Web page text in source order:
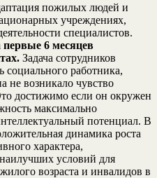
пожилых людей и
учреждениях,
специалистов.
6 месяцев
Задача сотрудников
социального работника,
не возникало чувство
достижимо если он окружен
максимально
потенциал. В
динамика роста
характера,
условий для
возраста и инвалидов в